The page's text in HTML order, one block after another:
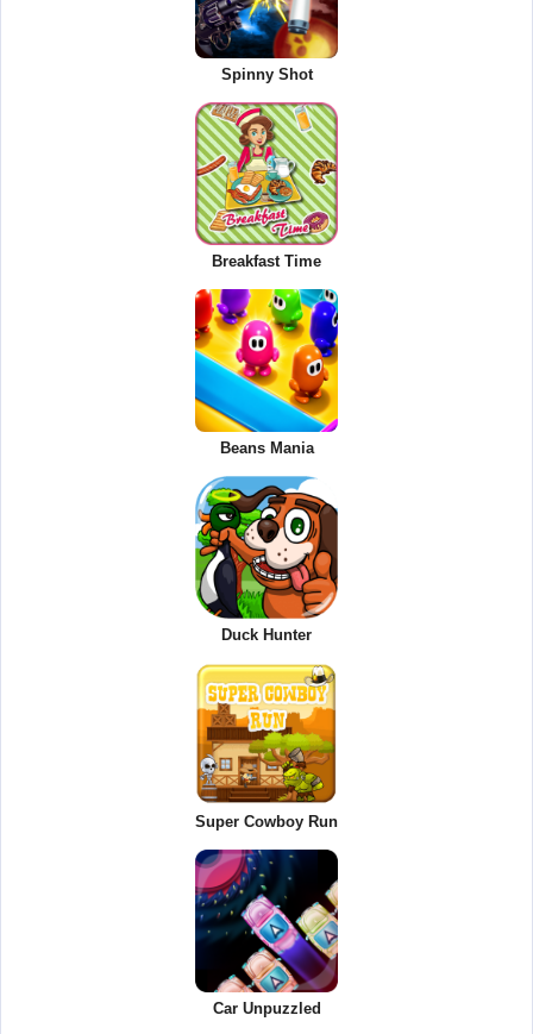
Spinny Shot
Breakfast Time
Beans Mania
Duck Hunter
Super Cowboy Run
Car Unpuzzled